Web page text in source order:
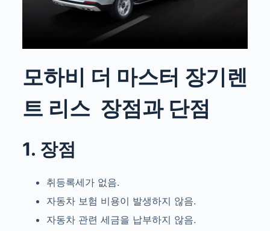
모하비 더 마스터 장기렌
트 리스 장점과 단점
1. 장점
취등록세가 없음.
자동차 보험 비용이 발생하지 않음.
자동차 관련 세금을 납부하지 않음.